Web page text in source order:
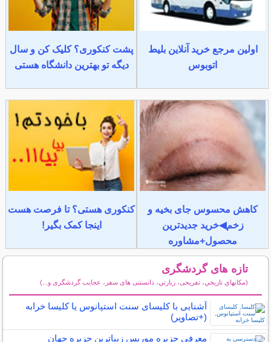
اولین مرجع خرید آنلاین بلیط
اتوبوس
پشت کنکوری؟ کلیک کن و سال
دیگه تو بهترین دانشگاه هستی
کاهش محسوس جای بخیه و
زخم◀خرید جدیدترین
محصول+مشاوره
کنکوری هستی؟ تا فرصت هست
اینجا کمک بگیر!
تازه های گردشگری
(مكانهاي تاريخي، تفریحی، زيارتي، دانستنی های سفر، عجایب گردشگری و...)
آشنایی با کلیسای سنت استپانوس یا کلیسا خرابه
(+تصاویر)
معرفی جزیره موریس زیباترین جزیره جهان